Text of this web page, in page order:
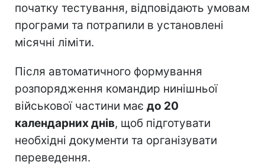
початку тестування, відповідають умовам
програми та потрапили в установлені
місячні ліміти.
Після автоматичного формування
розпорядження командир нинішньої
військової частини має до 20
календарних днів, щоб підготувати
необхідні документи та організувати
переведення.